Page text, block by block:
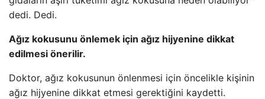
dedi. Dedi.
Ağız kokusunu önlemek için ağız hijyenine dikkat
edilmesi önerilir.
Doktor, ağız kokusunun önlenmesi için öncelikle kişinin
ağız hijyenine dikkat etmesi gerektiğini kaydetti.